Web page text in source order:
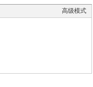
高级模式